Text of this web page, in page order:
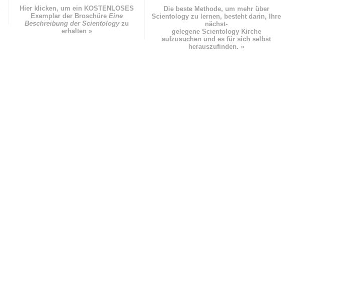
Hier klicken, um ein KOSTENLOSES
Exemplar der Broschüre Eine
Beschreibung der Scientologyzu
erhalten »
Die beste Methode, um mehr über
Scientology zu lernen, besteht darin, Ihre
nächst-
gelegene Scientology Kirche
aufzusuchen und es für sich selbst
herauszufinden. »